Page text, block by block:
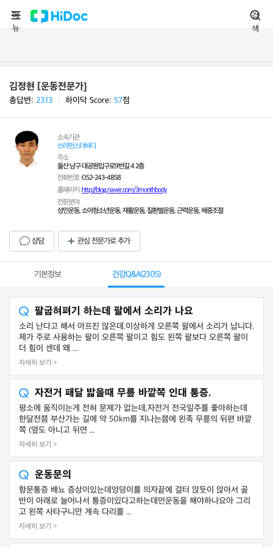
메
뉴
검
색
김정현 [운동전문가]
총답변: 2313 하이닥 Score: 57점
소속기관
쓰리먼스더바디
주소
울산 남구 대공원입구로9번길 4 2층
전화번호 :052-243-4858
홈페이지 :http://blog.naver.com/3monthbody
전문분야
성인운동, 소아청소년운동, 재활운동, 질환별운동, 근력운동, 체중조절
상담 관심 전문가로 추가
기본정보 건강Q&A(2305)
팔굽혀펴기 하는데 팔에서 소리가 나요
소리 난다고 해서 아프진 않은데.이상하게 오른쪽 팔에서 소리가 납니다.
제가 주로 사용하는 팔이 오른쪽 팔이고 힘도 왼쪽 팔보다 오른쪽 팔이
더 힘이 센데 왜 ...
자세히 보기 >
자전거 패달 밟을때 무릎 바깥쪽 인대 통증.
평소에 움직이는게 전혀 문제가 없는데,자전거 전국일주를 좋아하는데
한달전쯤 부산가는 길에 약 50km를 지나는쯤에 왼족 무릎의 뒤편 바깥
쪽 (옆도 아니고 뒤면 ...
자세히 보기 >
운동문의
항문통증 배뇨 증상이있는데엉덩이를 의자끝에 걸터 앉듯이 앉아서 골
반이 아래로 늘어나서 통증이있다고하는데먼운동을 해야하나요아 그리
고 왼쪽 사타구니만 계속 다리를 ...
자세히 보기 >